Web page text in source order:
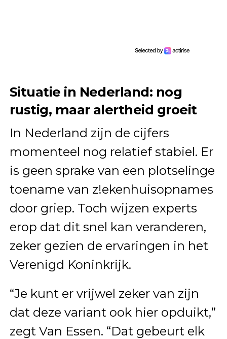
Situatie in Nederland: nog
rustig, maar alertheid groeit
In Nederland zijn de cijfers
momenteel nog relatief stabiel. Er
is geen sprake van een plotselinge
toename van z!ekenhuisopnames
door griep. Toch wijzen experts
erop dat dit snel kan veranderen,
zeker gezien de ervaringen in het
Verenigd Koninkrijk.
“Je kunt er vrijwel zeker van zijn
dat deze variant ook hier opduikt,”
zegt Van Essen. “Dat gebeurt elk